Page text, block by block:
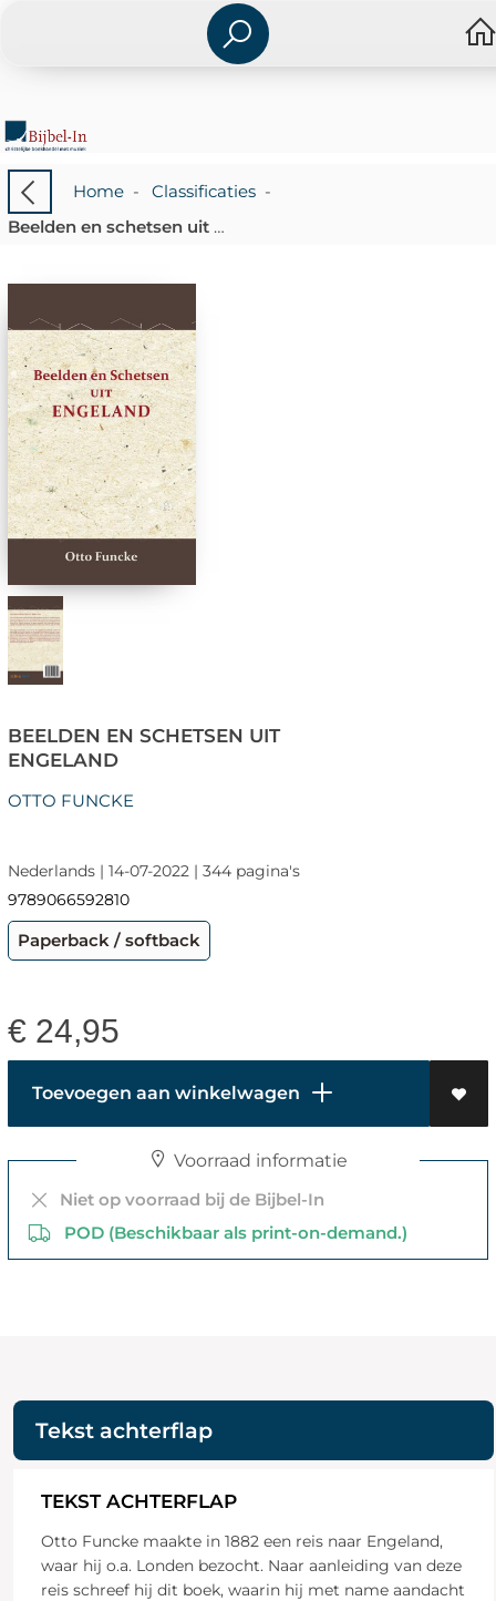
Home- Classificaties-
Beelden en schetsen uit Engeland
BEELDEN EN SCHETSEN UIT
ENGELAND
OTTO FUNCKE
Nederlands | 14-07-2022 | 344 pagina's
9789066592810
Paperback / softback
€ 24,95
Toevoegen aan winkelwagen
Voorraad informatie
Niet op voorraad bij de Bijbel-In
POD (Beschikbaar als print-on-demand.)
Tekst achterflap
TEKST ACHTERFLAP
Otto Funcke maakte in 1882 een reis naar Engeland,
waar hij o.a. Londen bezocht. Naar aanleiding van deze
reis schreef hij dit boek, waarin hij met name aandacht